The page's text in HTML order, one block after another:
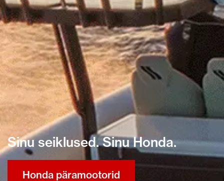
Sinu seiklused. Sinu Honda.
Honda päramootorid